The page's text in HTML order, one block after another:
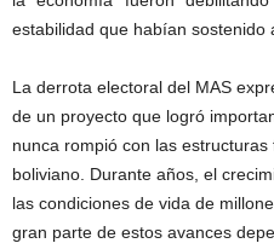
estabilidad que habían sostenido
La derrota electoral del MAS
de un proyecto que logró
nunca rompió con las
boliviano. Durante años, el
las condiciones de vida de
gran parte de estos avances